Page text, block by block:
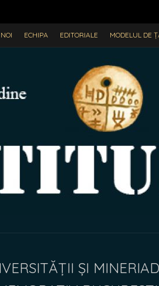
ECHIPA EDITORIALE MODELUL DE
ȘI